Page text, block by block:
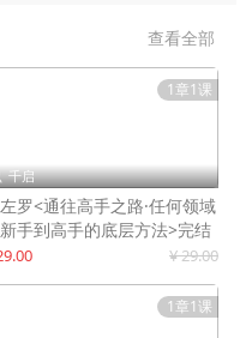
查看全部
1章1课
千启
罗<通往高手之路·任何领域
手到高手的底层方法>完结
¥ 29.00
1章1课